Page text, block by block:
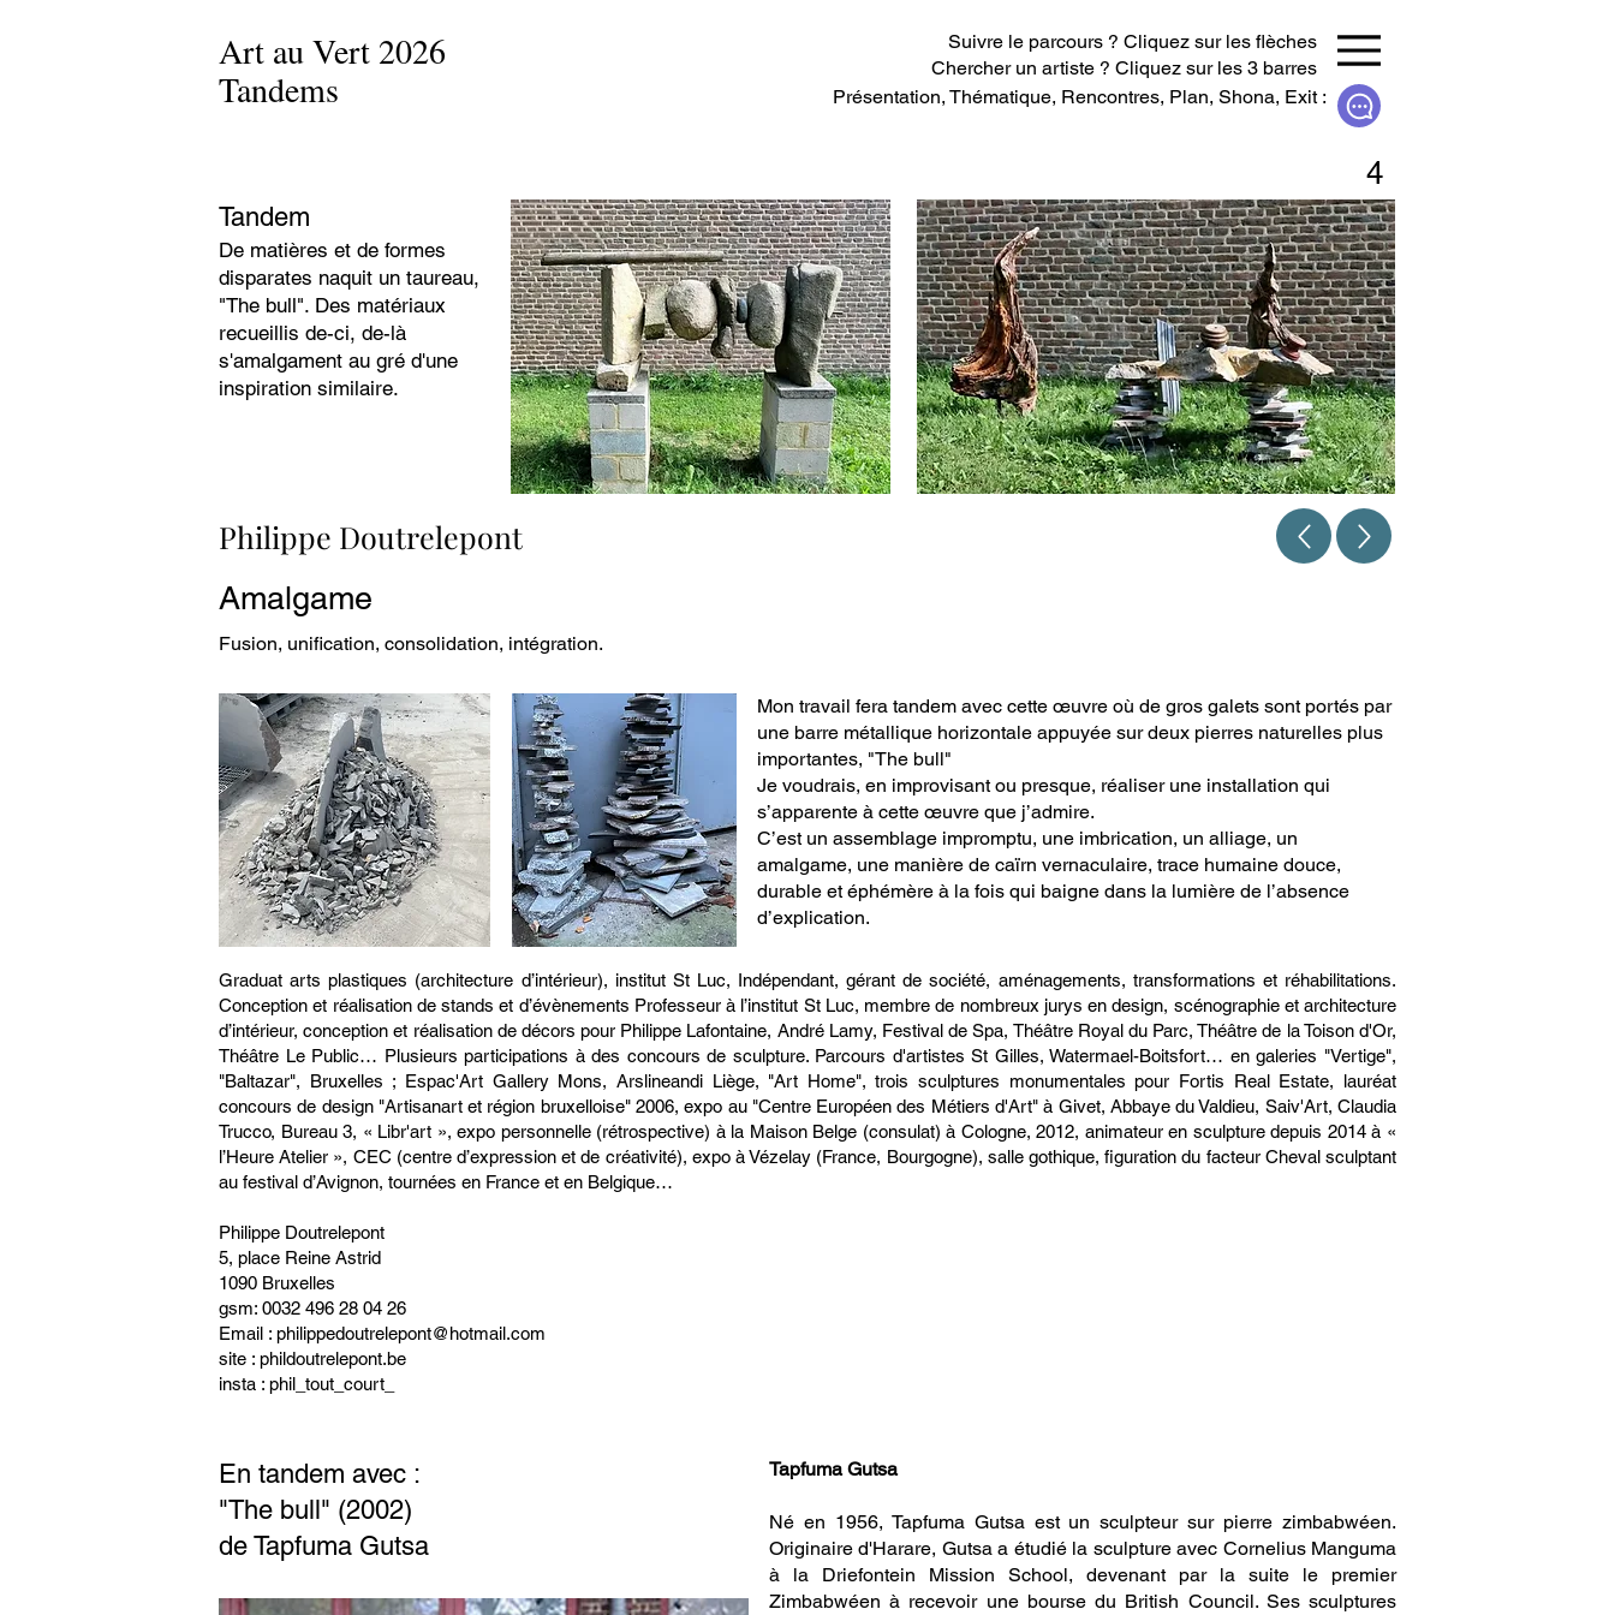
Art au Vert 2026
Tandems
Suivre le parcours ? Cliquez sur les flèches
Chercher un artiste ? Cliquez sur les 3 barres
Présentation, Thématique, Rencontres, Plan, Shona, Exit :
4
Tandem
De matières et de formes
disparates naquit un taureau,
"The bull". Des matériaux
recueillis de-ci, de-là
s'amalgament au gré d'une
inspiration similaire.
Philippe Doutrelepont
Amalgame
Fusion, unification, consolidation, intégration.
Mon travail fera tandem avec cette œuvre où de gros galets sont portés par
une barre métallique horizontale appuyée sur deux pierres naturelles plus
importantes, "The bull"
Je voudrais, en improvisant ou presque, réaliser une installation qui
s’apparente à cette œuvre que j’admire.
C’est un assemblage impromptu, une imbrication, un alliage, un
amalgame, une manière de caïrn vernaculaire, trace humaine douce,
durable et éphémère à la fois qui baigne dans la lumière de l’absence
d’explication.
Graduat arts plastiques (architecture d’intérieur), institut St Luc, Indépendant, gérant de société, aménagements, transformations et réhabilitations.
Conception et réalisation de stands et d’évènements Professeur à l’institut St Luc, membre de nombreux jurys en design, scénographie et architecture
d’intérieur, conception et réalisation de décors pour Philippe Lafontaine, André Lamy, Festival de Spa, Théâtre Royal du Parc, Théâtre de la Toison d'Or,
Théâtre Le Public… Plusieurs participations à des concours de sculpture. Parcours d'artistes St Gilles, Watermael-Boitsfort… en galeries "Vertige",
"Baltazar", Bruxelles ; Espac'Art Gallery Mons, Arslineandi Liège, "Art Home", trois sculptures monumentales pour Fortis Real Estate, lauréat
concours de design "Artisanart et région bruxelloise" 2006, expo au "Centre Européen des Métiers d'Art" à Givet, Abbaye du Valdieu, Saiv'Art, Claudia
Trucco, Bureau 3, « Libr'art », expo personnelle (rétrospective) à la Maison Belge (consulat) à Cologne, 2012, animateur en sculpture depuis 2014 à «
l’Heure Atelier », CEC (centre d’expression et de créativité), expo à Vézelay (France, Bourgogne), salle gothique, figuration du facteur Cheval sculptant
au festival d’Avignon, tournées en France et en Belgique…
Philippe Doutrelepont
5, place Reine Astrid
1090 Bruxelles
gsm: 0032 496 28 04 26
Email : philippedoutrelepont@hotmail.com
site : phildoutrelepont.be
insta : phil_tout_court_
En tandem avec :
"The bull" (2002)
de Tapfuma Gutsa
Tapfuma Gutsa
Né en 1956, Tapfuma Gutsa est un sculpteur sur pierre zimbabwéen.
Originaire d'Harare, Gutsa a étudié la sculpture avec Cornelius Manguma
à la Driefontein Mission School, devenant par la suite le premier
Zimbabwéen à recevoir une bourse du British Council. Ses sculptures